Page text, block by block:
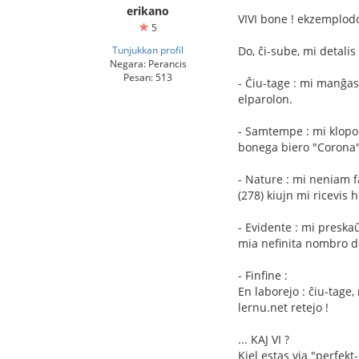
erikano
5
Tunjukkan profil
Negara: Perancis
Pesan: 513
VIVI bone !
Do, ĉi-sube, mi
- Ĉiu-tage : mi
elparolon.
- Samtempe : mi
bonega biero
- Nature : mi neniam
(278) kiujn mi ricevis
- Evidente : mi
mia nefinita nombro
- Finfine :
En laborejo : ĉiu-
lernu.net retejo !
... KAJ VI ?
Kiel estas via